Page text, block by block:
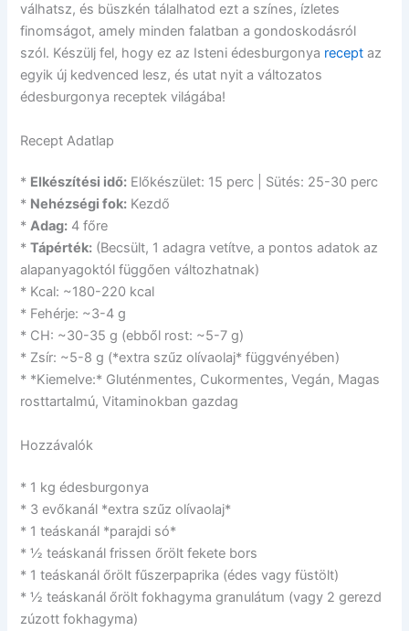
válhatsz, és büszkén tálalhatod ezt a színes, ízletes
finomságot, amely minden falatban a gondoskodásról
szól. Készülj fel, hogy ez az Isteni édesburgonya recept az
egyik új kedvenced lesz, és utat nyit a változatos
édesburgonya receptek világába!
Recept Adatlap
* Elkészítési idő: Előkészület: 15 perc | Sütés: 25-30 perc
* Nehézségi fok: Kezdő
*Adag: 4 főre
*Tápérték: (Becsült, 1 adagra vetítve, a pontos adatok az
alapanyagoktól függően változhatnak)
* Kcal: ~180-220 kcal
* Fehérje: ~3-4 g
* CH: ~30-35 g (ebből rost: ~5-7 g)
* Zsír: ~5-8 g (*extra szűz olívaolaj* függvényében)
* *Kiemelve:* Gluténmentes, Cukormentes, Vegán, Magas
rosttartalmú, Vitaminokban gazdag
Hozzávalók
* 1 kg édesburgonya
* 3 evőkanál *extra szűz olívaolaj*
* 1 teáskanál *parajdi só*
* ½ teáskanál frissen őrölt fekete bors
* 1 teáskanál őrölt fűszerpaprika (édes vagy füstölt)
* ½ teáskanál őrölt fokhagyma granulátum (vagy 2 gerezd
zúzott fokhagyma)